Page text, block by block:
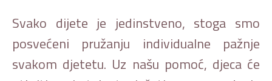
Svako dijete je jedinstveno, stoga smo
posvećeni pružanju individualne pažnje
svakom djetetu. Uz našu pomoć, djeca će